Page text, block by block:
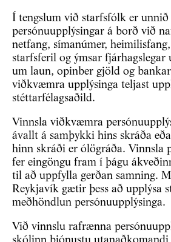
Í tengslum við starfsfólk er unnið
persónuupplýsingar á borð við
netfang, símanúmer,
starfsferil og ýmsar fjárhagslegar
um laun, opinber gjöld og
viðkvæmra upplýsinga teljast
stéttarfélagsaðild.
Vinnsla viðkvæmra
ávallt á samþykki hins skráða
hinn skráði er ólögráða. Vinnsla
fer eingöngu fram í þágu
til að uppfylla gerðan samning.
Reykjavík gætir þess að upplýsa
meðhöndlun persónuupplýsinga.
Við vinnslu rafrænna